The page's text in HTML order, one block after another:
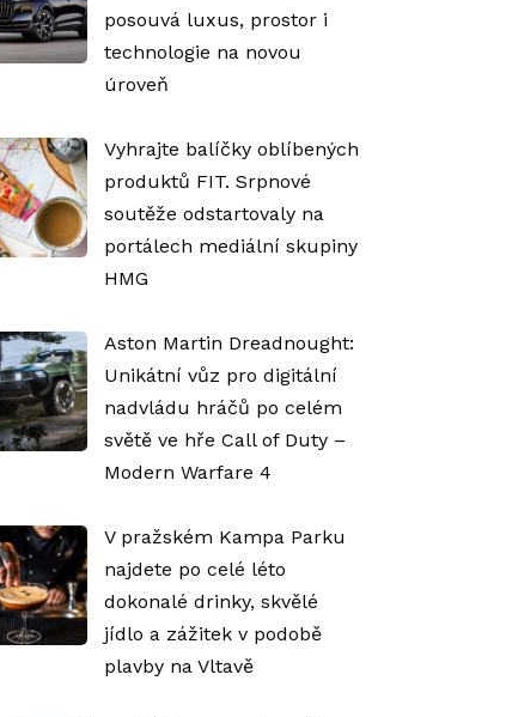
posouvá luxus, prostor i
technologie na novou
úroveň
Vyhrajte balíčky oblíbených
produktů FIT. Srpnové
soutěže odstartovaly na
portálech mediální skupiny
HMG
Aston Martin Dreadnought:
Unikátní vůz pro digitální
nadvládu hráčů po celém
světě ve hře Call of Duty –
Modern Warfare 4
V pražském Kampa Parku
najdete po celé léto
dokonalé drinky, skvělé
jídlo a zážitek v podobě
plavby na Vltavě